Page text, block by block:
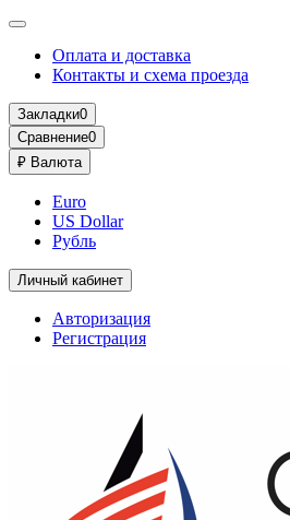
Оплата и доставка
Контакты и схема проезда
Закладки0
Сравнение0
₽ Валюта
Euro
US Dollar
Рубль
Личный кабинет
Авторизация
Регистрация